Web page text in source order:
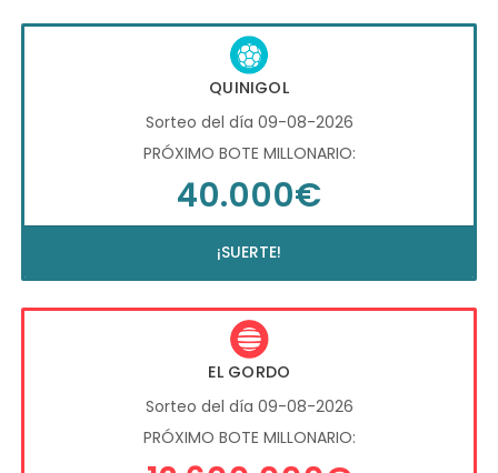
QUINIGOL
Sorteo del día 09-08-2026
PRÓXIMO BOTE MILLONARIO:
40.000€
¡SUERTE!
EL GORDO
Sorteo del día 09-08-2026
PRÓXIMO BOTE MILLONARIO: